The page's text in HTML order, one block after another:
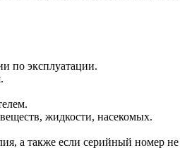
по эксплуатации.
жидкости, насекомых.
а также если серийный номер не